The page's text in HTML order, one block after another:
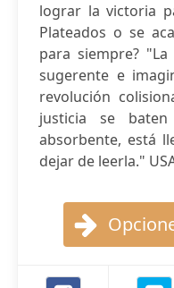
lograr la victoria
Plateados o se
para siempre?
sugerente e
revolución
justicia se
absorbente, está
dejar de leerla."